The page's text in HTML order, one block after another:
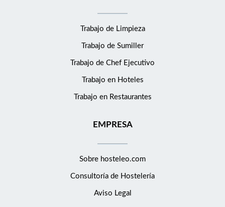
Trabajo de Limpieza
Trabajo de Sumiller
Trabajo de Chef Ejecutivo
Trabajo en Hoteles
Trabajo en Restaurantes
EMPRESA
Sobre hosteleo.com
Consultoría de Hostelería
Aviso Legal